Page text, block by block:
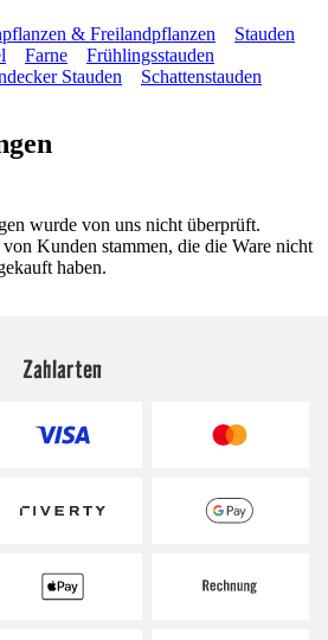
& Freilandpflanzen
Stauden
Farne
Frühlingsstauden
Stauden
Schattenstauden
wurde von uns nicht überprüft.
Kunden stammen, die die Ware nicht
haben.
Zahlarten